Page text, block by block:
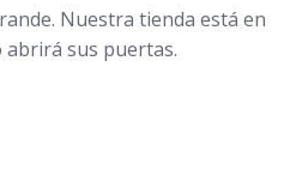
Nuestra tienda está en
sus puertas.